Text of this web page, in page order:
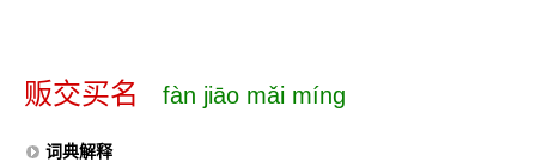
贩交买名 fàn jiāo mǎi míng
词典解释